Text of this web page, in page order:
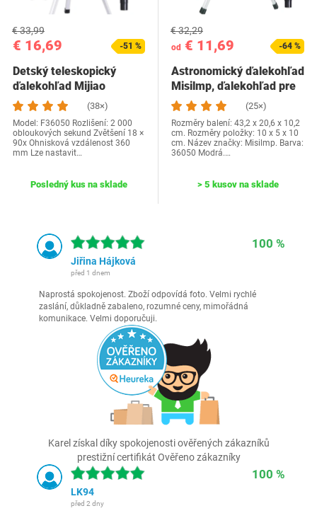
€ 16,69
€ 33,99
-51 %
Detský teleskopický
ďalekohľad Mijiao
(38×)
Model: F36050 Rozlišení: 2 000
obloukových sekund Zvětšení 18 ×
90x Ohnisková vzdálenost 360
mm Lze nastavit…
Posledný kus na sklade
od € 11,69
€ 32,29
-64 %
Astronomický ďalekohľad
Misilmp, ďalekohľad pre
deti Zoom…
(25×)
Rozměry balení: 43,2 x 20,6 x 10,2
cm. Rozměry položky: 10 x 5 x 10
cm. Název značky: Misilmp. Barva:
36050 Modrá.…
> 5 kusov na sklade
100 %
Jiřina Hájková
před 1 dnem
Naprostá spokojenost. Zboží odpovídá foto. Velmi rychlé
zaslání, důkladně zabaleno, rozumné ceny, mimořádná
komunikace. Velmi doporučuji.
Karel získal díky spokojenosti ověřených zákazníků
prestižní certifikát Ověřeno zákazníky
100 %
LK94
před 2 dny